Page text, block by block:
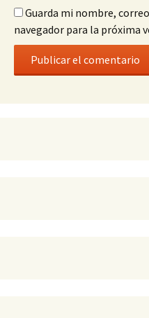
Guarda mi nombre,
navegador para la próxima